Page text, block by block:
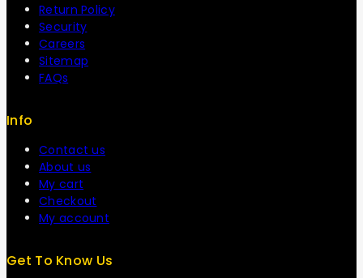
Return Policy
Security
Careers
Sitemap
FAQs
Info
Contact us
About us
My cart
Checkout
My account
Get To Know Us